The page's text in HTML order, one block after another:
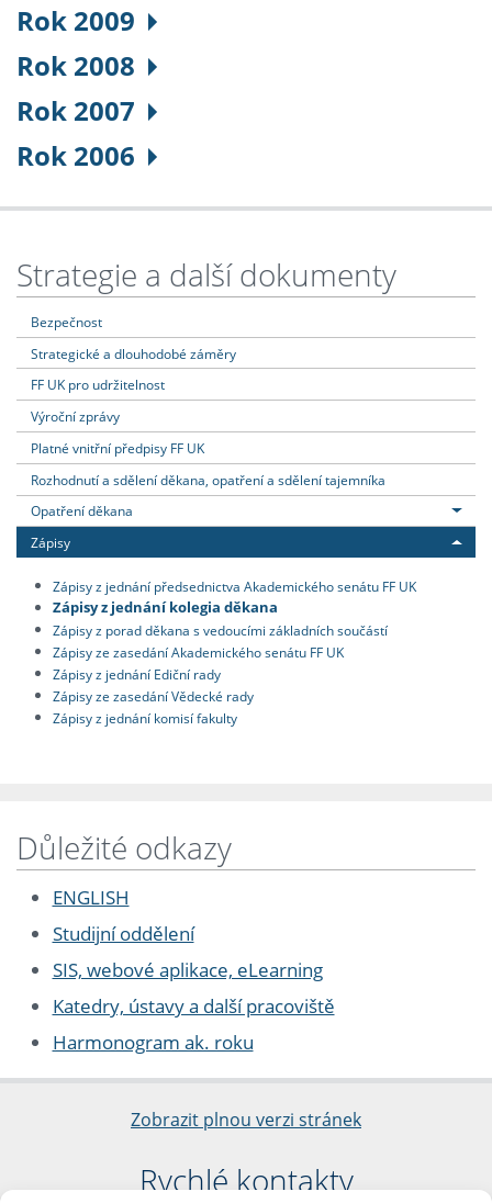
Rok 2009
Rok 2008
Rok 2007
Rok 2006
Strategie a další dokumenty
Bezpečnost
Strategické a dlouhodobé záměry
FF UK pro udržitelnost
Výroční zprávy
Platné vnitřní předpisy FF UK
Rozhodnutí a sdělení děkana, opatření a sdělení tajemníka
Opatření děkana
Zápisy
Zápisy z jednání předsednictva Akademického senátu FF UK
Zápisy z jednání kolegia děkana
Zápisy z porad děkana s vedoucími základních součástí
Zápisy ze zasedání Akademického senátu FF UK
Zápisy z jednání Ediční rady
Zápisy ze zasedání Vědecké rady
Zápisy z jednání komisí fakulty
Důležité odkazy
ENGLISH
Studijní oddělení
SIS, webové aplikace, eLearning
Katedry, ústavy a další pracoviště
Harmonogram ak. roku
Zobrazit plnou verzi stránek
Rychlé kontakty